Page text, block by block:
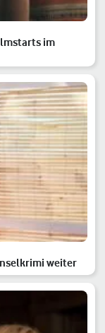
im
weiter